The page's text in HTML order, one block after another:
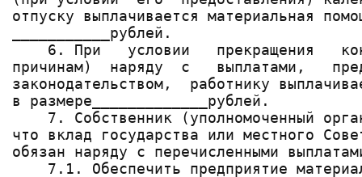
отпуску выплачивается материальная
___________рублей.
6. При   условии   прекращения
причинам)  наряду  с   выплатами,
законодательством,  работнику
в размере_____________рублей.
7. Собственник (уполномоченный
что вклад государства или местного
обязан наряду с перечисленными
7.1. Обеспечить предприятие